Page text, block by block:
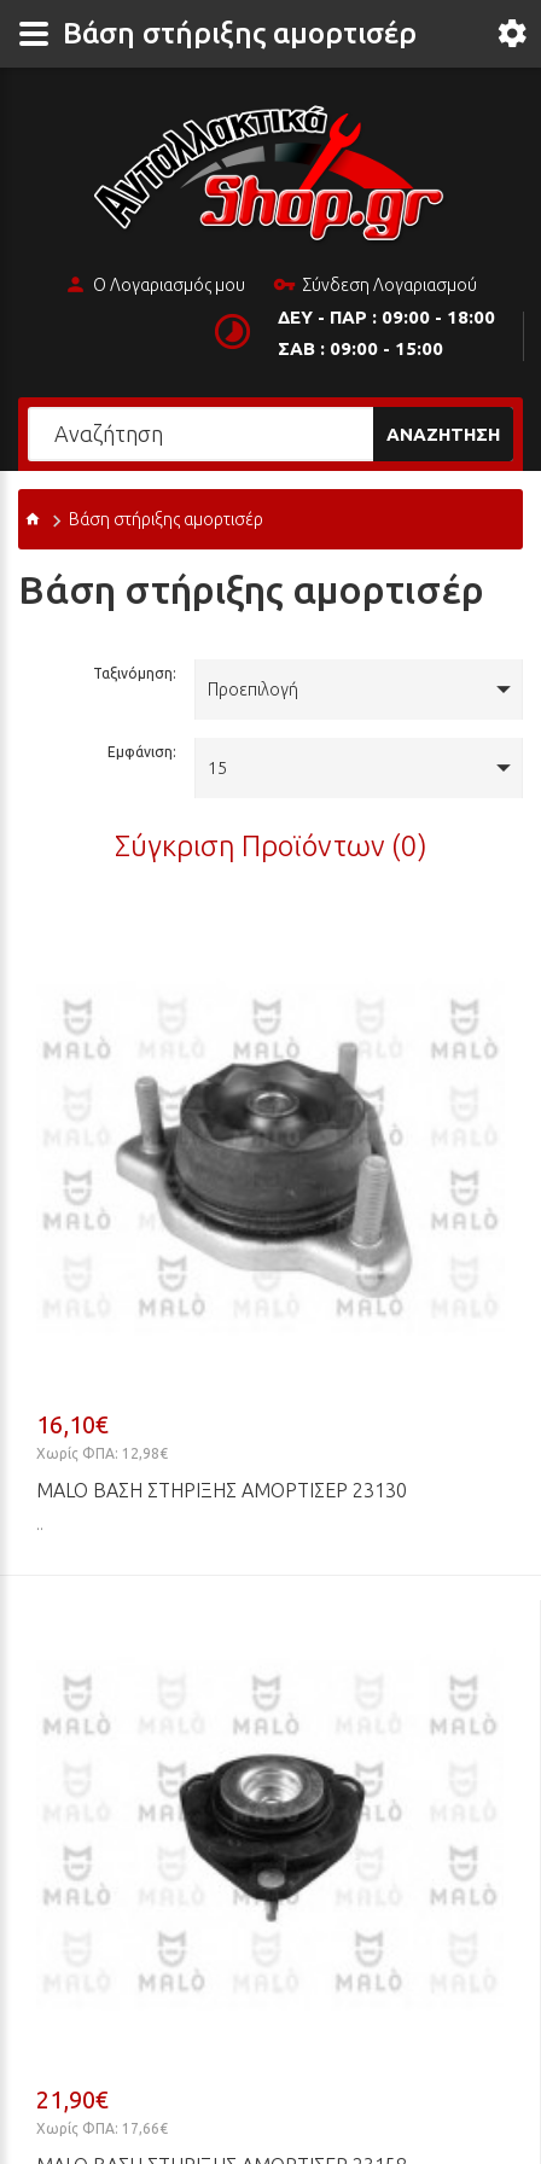
Ο Λογαριασμός μου Σύνδεση Λογαριασμού
ΔΕΥ - ΠΑΡ : 09:00 - 18:00
ΣΑΒ : 09:00 - 15:00
ΑΝΑΖΉΤΗΣΗ
Βάση στήριξης αμορτισέρ
Βάση στήριξης αμορτισέρ
Ταξινόμηση:
Προεπιλογή
Εμφάνιση:
15
Σύγκριση Προϊόντων (0)
16,10€
Χωρίς ΦΠΑ: 12,98€
MALO ΒΆΣΗ ΣΤΉΡΙΞΗΣ ΑΜΟΡΤΙΣΈΡ 23130
..
21,90€
Χωρίς ΦΠΑ: 17,66€
Βάση στήριξης αμορτισέρ